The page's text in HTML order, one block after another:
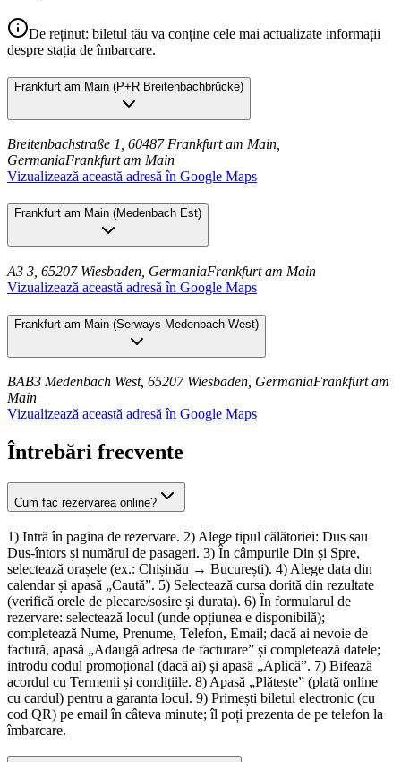
De reținut: biletul tău va conține cele mai actualizate informații
despre stația de îmbarcare.
Frankfurt am Main (P+R Breitenbachbrücke)
Breitenbachstraße 1, 60487 Frankfurt am Main,
GermaniaFrankfurt am Main
Vizualizează această adresă în Google Maps
Frankfurt am Main (Medenbach Est)
A3 3, 65207 Wiesbaden, GermaniaFrankfurt am Main
Vizualizează această adresă în Google Maps
Frankfurt am Main (Serways Medenbach West)
BAB3 Medenbach West, 65207 Wiesbaden, GermaniaFrankfurt am
Main
Vizualizează această adresă în Google Maps
Întrebări frecvente
Cum fac rezervarea online?
1) Intră în pagina de rezervare. 2) Alege tipul călătoriei: Dus sau
Dus-întors și numărul de pasageri. 3) În câmpurile Din și Spre,
selectează orașele (ex.: Chișinău → București). 4) Alege data din
calendar și apasă „Caută”. 5) Selectează cursa dorită din rezultate
(verifică orele de plecare/sosire și durata). 6) În formularul de
rezervare: selectează locul (unde opțiunea e disponibilă);
completează Nume, Prenume, Telefon, Email; dacă ai nevoie de
factură, apasă „Adaugă adresa de facturare” și completează datele;
introdu codul promoțional (dacă ai) și apasă „Aplică”. 7) Bifează
acordul cu Termenii și condițiile. 8) Apasă „Plătește” (plată online
cu cardul) pentru a garanta locul. 9) Primești biletul electronic (cu
cod QR) pe email în câteva minute; îl poți prezenta de pe telefon la
îmbarcare.